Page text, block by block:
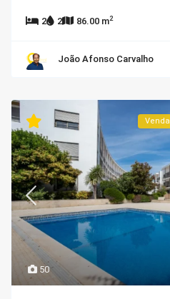
2 2 86.00 m2
João Afonso Carvalho
50
Venda